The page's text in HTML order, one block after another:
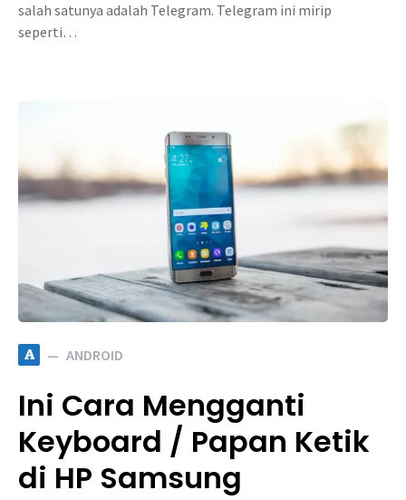
salah satunya adalah Telegram. Telegram ini mirip
seperti…
A ANDROID
Ini Cara Mengganti
Keyboard / Papan Ketik
di HP Samsung